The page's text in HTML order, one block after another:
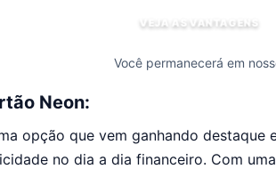
VEJA AS VANTAGENS
Você permanecerá em
Neon:
opção que vem ganhando destaque
no dia a dia financeiro. Com